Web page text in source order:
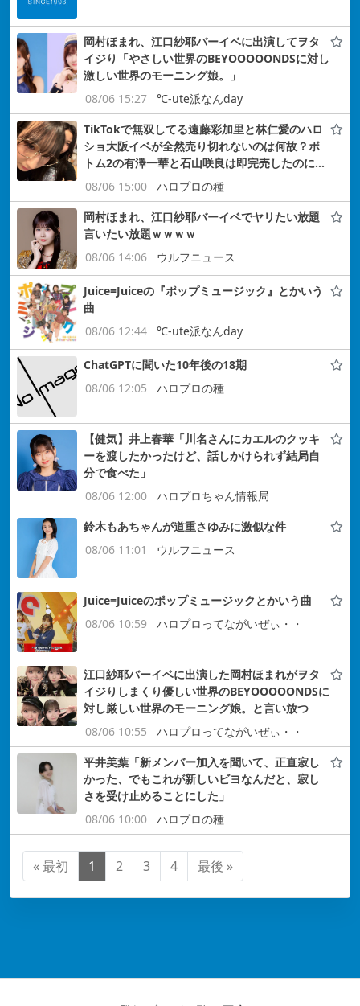
岡村ほまれ、江口紗耶バーイベに出演してヲタ
イジり「やさしい世界のBEYOOOOONDSに対し
激しい世界のモーニング娘。」
08/06 15:27
℃-ute派なんday
TikTokで無双してる遠藤彩加里と林仁愛のハロ
ショ大阪イベが全然売り切れないのは何故？ボ
トム2の有澤一華と石山咲良は即完売したのに…
08/06 15:00
ハロプロの種
岡村ほまれ、江口紗耶バーイベでヤリたい放題
言いたい放題ｗｗｗｗ
08/06 14:06
ウルフニュース
Juice=Juiceの『ポップミュージック』とかいう
曲
08/06 12:44
℃-ute派なんday
ChatGPTに聞いた10年後の18期
08/06 12:05
ハロプロの種
【健気】井上春華「川名さんにカエルのクッキ
ーを渡したかったけど、話しかけられず結局自
分で食べた」
08/06 12:00
ハロプロちゃん情報局
鈴木もあちゃんが道重さゆみに激似な件
08/06 11:01
ウルフニュース
Juice=Juiceのポップミュージックとかいう曲
08/06 10:59
ハロプロってながいぜぃ・・
江口紗耶バーイベに出演した岡村ほまれがヲタ
イジりしまくり優しい世界のBEYOOOOONDSに
対し厳しい世界のモーニング娘。と言い放つ
08/06 10:55
ハロプロってながいぜぃ・・
平井美葉「新メンバー加入を聞いて、正直寂し
かった、でもこれが新しいビヨなんだと、寂し
さを受け止めることにした」
08/06 10:00
ハロプロの種
« 最初 1 2 3 4 最後 »